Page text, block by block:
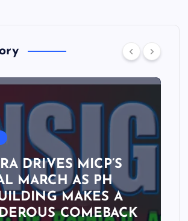
DRIVES MICP’S
MARCH AS PH
MAKES A
COMEBACK